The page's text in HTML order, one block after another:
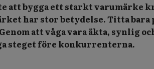
att bygga ett starkt varumärke
har stor betydelse. Titta bara
att våga vara äkta, synlig
steget före konkurrenterna.